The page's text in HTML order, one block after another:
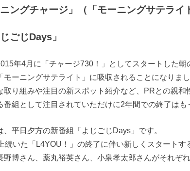
ングチャージ」（「モーニングサテライ
ごじDays」
年4月に「チャージ730！」としてスタートした
モーニングサテライト」に吸収されることになりまし
取り組みや注目の新スポット紹介など、PRとの親和
番組として注目されていただけに2年間での終了はも
、平日夕方の新番組「よじごじDays」です。
続いた「L4YOU！」の終了に伴い新しくスタートす
野博さん、薬丸裕英さん、小泉孝太郎さんがそれぞ